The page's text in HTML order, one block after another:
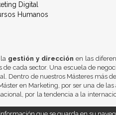
Digital
Humanos
gestión y dirección en las
de cada sector. Una escuela de
Dentro de nuestros Másteres más
en Marketing, por ser una de
por la tendencia a la